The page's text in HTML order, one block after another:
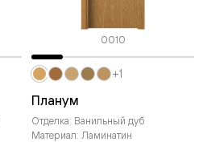
0010
Планум
Отделка: Ванильный дуб
Материал: Ламинатин
+1